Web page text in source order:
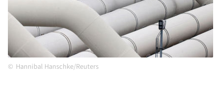
Hannibal Hanschke/Reuters